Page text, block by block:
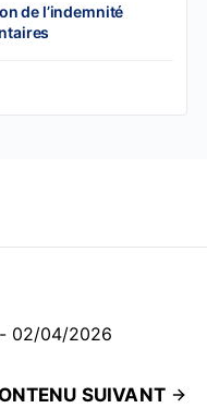
de l’indemnité
02/04/2026
SUIVANT